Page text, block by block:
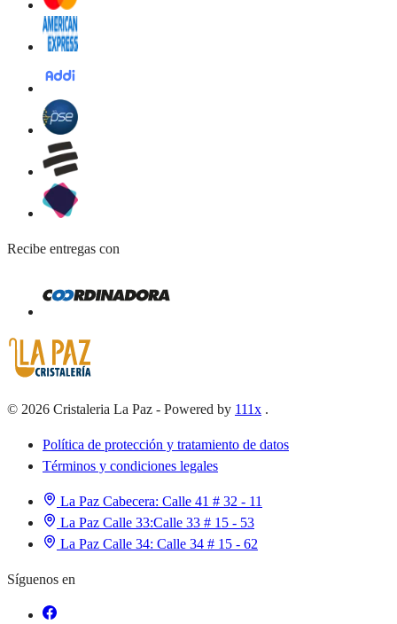
Recibe entregas con
© 2026 Cristaleria La Paz - Powered by 111x .
Política de protección y tratamiento de datos
Términos y condiciones legales
La Paz Cabecera: Calle 41 # 32 - 11
La Paz Calle 33:Calle 33 # 15 - 53
La Paz Calle 34: Calle 34 # 15 - 62
Síguenos en